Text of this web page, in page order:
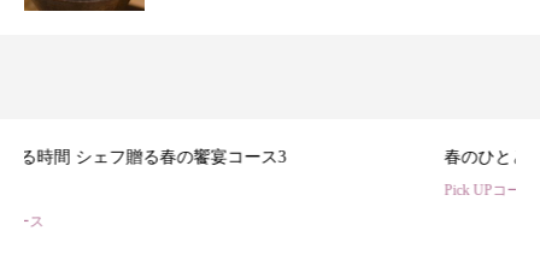
春のひととき、美食シェフ3名の特別コース